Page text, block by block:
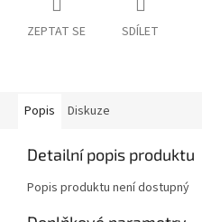
ZEPTAT SE SDÍLET
Popis Diskuze
Detailní popis produktu
Popis produktu není dostupný